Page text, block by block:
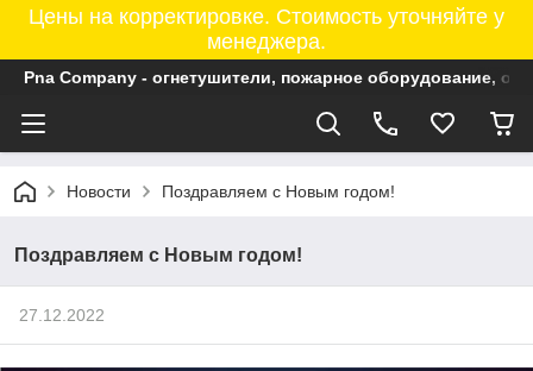
Цены на корректировке. Стоимость уточняйте у
менеджера.
Pna Company - огнетушители, пожарное оборудование,
Новости Поздравляем с Новым годом!
Поздравляем с Новым годом!
27.12.2022